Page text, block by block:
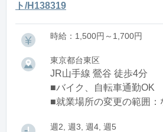
ト/H138319
時給：1,500円～1,700円
東京都台東区
JR山手線 鶯谷 徒歩4分
■バイク、自転車通勤OK
■就業場所の変更の範囲：
週2, 週3, 週4, 週5